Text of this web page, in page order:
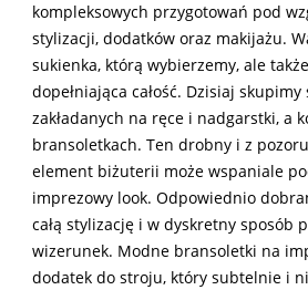
kompleksowych przygotowań pod
stylizacji, dodatków oraz makijażu.
sukienka, którą wybierzemy, ale
dopełniająca całość. Dzisiaj
zakładanych na ręce i nadgarstki, a
bransoletkach. Ten drobny i z
element biżuterii może wspaniale
imprezowy look. Odpowiednio
całą stylizację i w dyskretny sposób
wizerunek. Modne bransoletki na
dodatek do stroju, który subtelnie i